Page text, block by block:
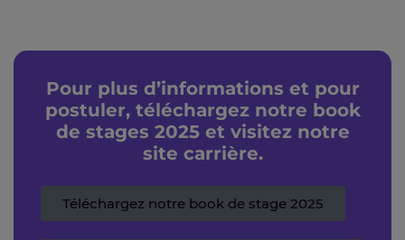
Pour plus d’informations et pour
postuler, téléchargez notre book
de stages 2025 et visitez notre
site carrière.
Téléchargez notre book de stage 2025